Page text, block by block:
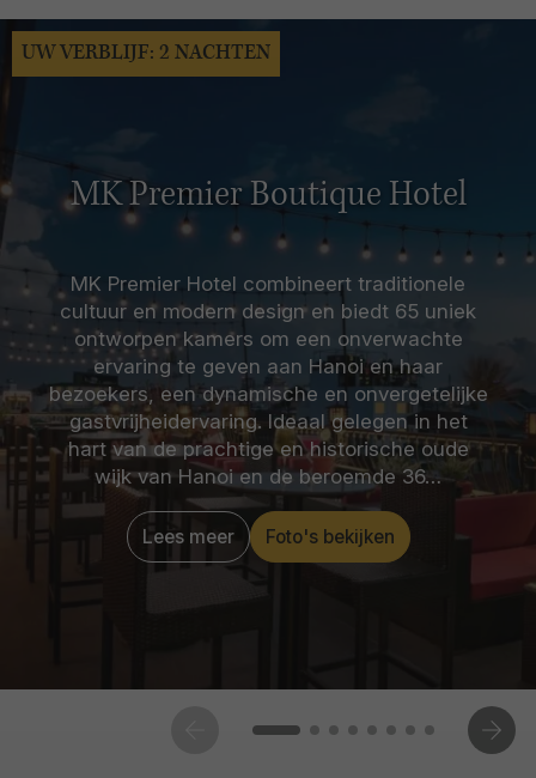
MK Premier Boutique Hotel
MK Premier Hotel combineert traditionele
cultuur en modern design en biedt 65 uniek
ontworpen kamers om een onverwachte
ervaring te geven aan Hanoi en haar
bezoekers, een dynamische en onvergetelijke
gastvrijheidervaring. Ideaal gelegen in het
hart van de prachtige en historische oude
wijk van Hanoi en de beroemde 36…
Lees meer Foto's bekijken
UW VERBLIJF: 2 NACHTEN